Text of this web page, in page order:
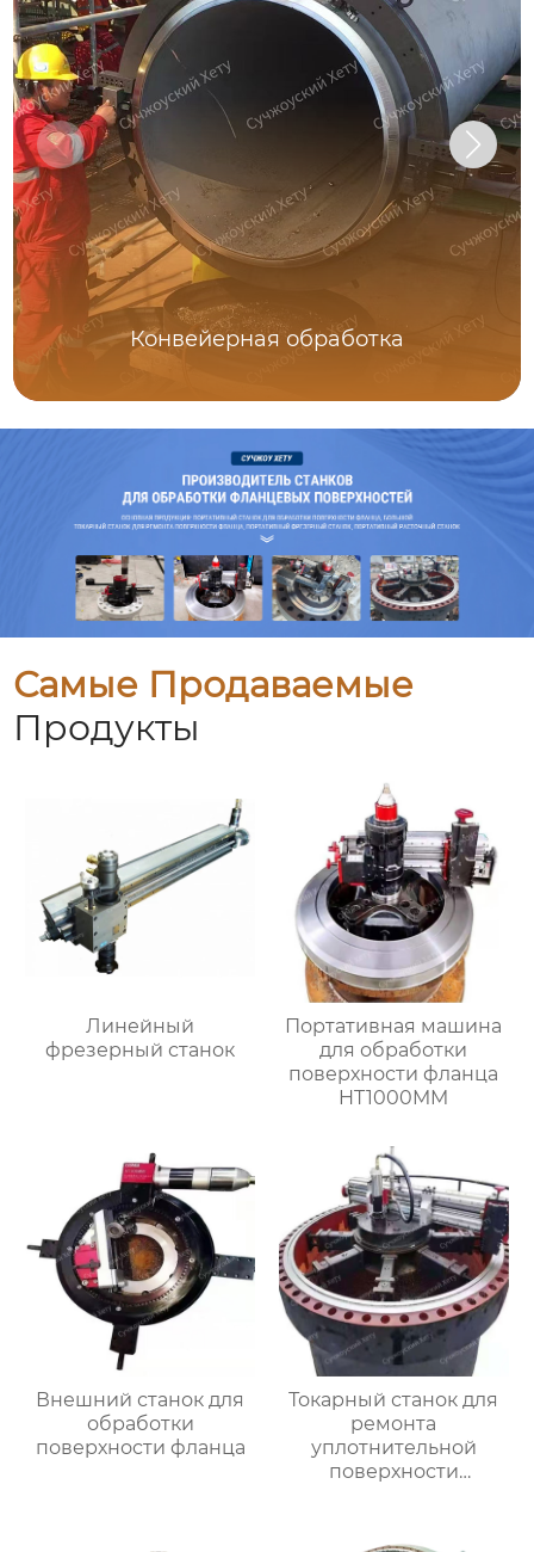
Конвейерная обработка
Самые Продаваемые
Продукты
Линейный
фрезерный станок
Портативная машина
для обработки
поверхности фланца
HT1000MM
Внешний станок для
обработки
поверхности фланца
Токарный станок для
ремонта
уплотнительной
поверхности